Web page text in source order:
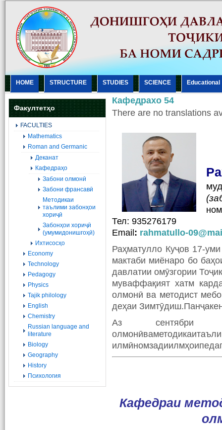
HOME STRUCTURE STUDIES SCIENCE Еducational
Факултетҳо
FACULTIES
Mathematics
Roman and Germanic
Деканат
Кафедраҳо
Забони олмонӣ
Забони франсавӣ
Методикаи
таълими забонҳои
хориҷӣ
Забонҳои хориҷӣ
(умумидонишгоҳӣ)
Ихтисосҳо
Economy
Technology
Pedagogy
Physics
Tajik philology
English
Chemistry
Russian language and
literature
Biology
Geography
History
Психология
Кафедрахо 54
There are no translations
Тел: 935276179
Email : rahmatullo-
Раҳматулло Куҷов 17-
мактаби миёнаро бо
давлатии омӯзгории
муваффақият хатм
олмонӣ ва методист
деҳаи
Аз сентябри
Кафедраи